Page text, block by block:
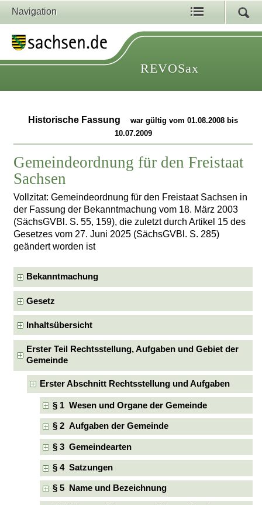
Navigation
REVOSax
Historische Fassung
war gültig vom 01.08.2008 bis
10.07.2009
Gemeindeordnung für den Freistaat
Sachsen
Vollzitat: Gemeindeordnung für den Freistaat Sachsen in
der Fassung der Bekanntmachung vom 18. März 2003
(SächsGVBl. S. 55, 159), die zuletzt durch Artikel 15 des
Gesetzes vom 27. Juni 2025 (SächsGVBl. S. 285)
geändert worden ist
Bekanntmachung
Gesetz
Inhaltsübersicht
Erster Teil Rechtsstellung, Aufgaben und Gebiet der
Gemeinde
Erster Abschnitt Rechtsstellung und Aufgaben
§ 1 Wesen und Organe der Gemeinde
§ 2 Aufgaben der Gemeinde
§ 3 Gemeindearten
§ 4 Satzungen
§ 5 Name und Bezeichnung